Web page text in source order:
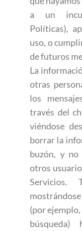
a un
Políticas),
uso, o
de futuros
La
otras
los
través del
viéndose
borrar la
buzón, y
otros
(por